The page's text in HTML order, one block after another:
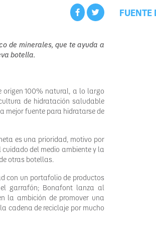
de minerales, que te ayuda a
botella.
origen 100% natural, a lo largo
de hidratación saludable
mejor fuente para hidratarse de
es una prioridad, motivo por
del medio ambiente y la
otras botellas.
con un portafolio de productos
garrafón; Bonafont lanza al
la ambición de promover una
cadena de reciclaje por mucho
FUENTE